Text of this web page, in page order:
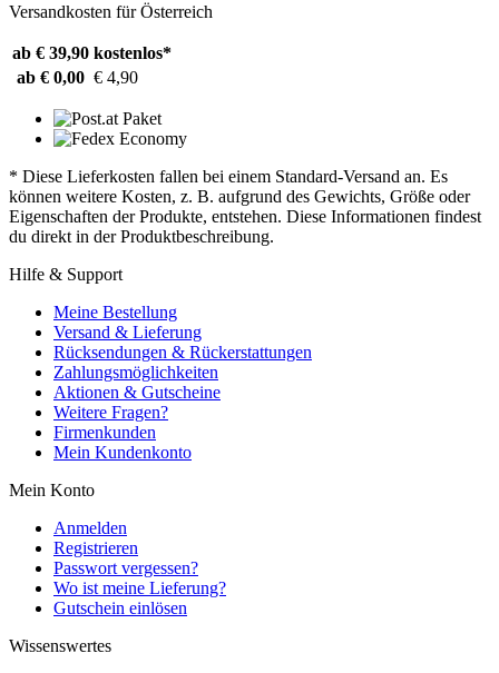
Versandkosten für Österreich
ab € 39,90 kostenlos*
ab € 0,00 € 4,90
* Diese Lieferkosten fallen bei einem Standard-Versand an. Es
können weitere Kosten, z. B. aufgrund des Gewichts, Größe oder
Eigenschaften der Produkte, entstehen. Diese Informationen findest
du direkt in der Produktbeschreibung.
Hilfe & Support
Meine Bestellung
Versand & Lieferung
Rücksendungen & Rückerstattungen
Zahlungsmöglichkeiten
Aktionen & Gutscheine
Weitere Fragen?
Firmenkunden
Mein Kundenkonto
Mein Konto
Anmelden
Registrieren
Passwort vergessen?
Wo ist meine Lieferung?
Gutschein einlösen
Wissenswertes